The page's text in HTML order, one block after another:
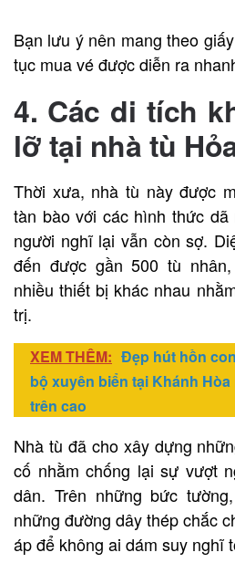
Bạn lưu ý nên mang theo
tục mua vé được diễn ra
4. Các di tích
lỡ tại nhà tù
Thời xưa, nhà tù này được
tàn bào với các hình thức dã
người nghĩ lại vẫn còn sợ.
đến được gần 500 tù
nhiều thiết bị khác nhau
trị.
XEM THÊM: Đẹp hút hồn
bộ xuyên biển tại Khánh
trên cao
Nhà tù đã cho xây dựng
cố nhằm chống lại sự vượt
dân. Trên những bức
những đường dây thép chắc
áp để không ai dám suy nghĩ